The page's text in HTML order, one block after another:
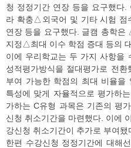
청 정정기간 연장 등을 요구했다
라 확충△외국어 및 기타 시험
연장 등을 요구했다. 글캠 총학
지정△최대 이수 학점 증대 등의
이에 우리학교는 두 가지 사항을
성적평가방식을 절대평가로 전
부여 가능한 학점의 최대 비율을
특성에 맞게 자율적으로 평가하
가하는 C유형 과목은 기존의 평
신청 취소기간을 마련했다. 이에
강신청 취소기간이 추가로 부여됐
한편 수강신청 정정기간에 대해